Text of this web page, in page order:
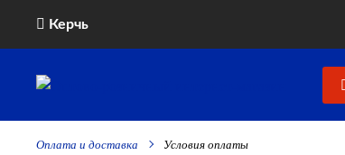
Керчь
Оплата и доставка Условия оплаты